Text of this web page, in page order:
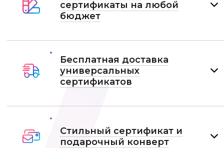
сертификаты на любой
бюджет
Бесплатная доставка
универсальных
сертификатов
Стильный сертификат и
подарочный конверт